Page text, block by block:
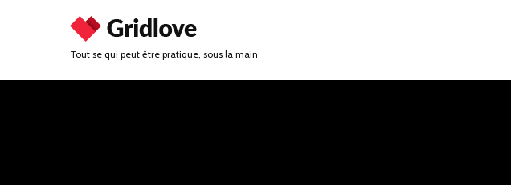
Tout se qui peut être pratique, sous la main